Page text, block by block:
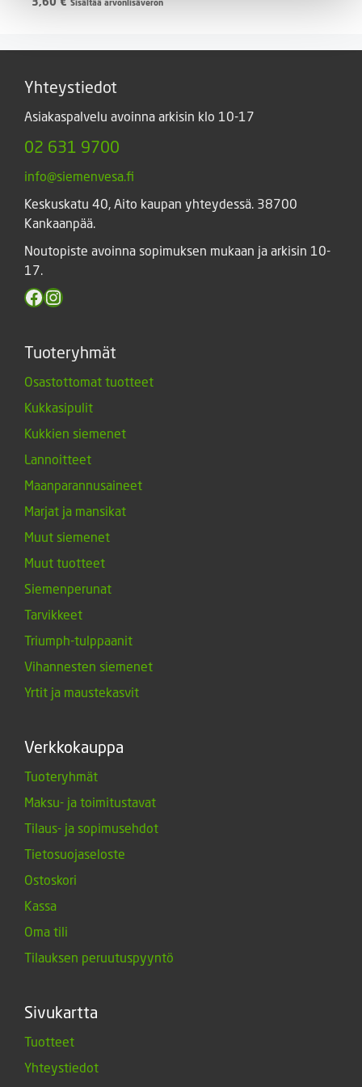
Sisältää arvonlisäveron
Yhteystiedot
Asiakaspalvelu avoinna arkisin klo 10-17
02 631 9700
info@siemenvesa.fi
Keskuskatu 40, Aito kaupan yhteydessä. 38700
Kankaanpää.
Noutopiste avoinna sopimuksen mukaan ja arkisin 10-
17.
Facebook
Instagram
Tuoteryhmät
Osastottomat tuotteet
Kukkasipulit
Kukkien siemenet
Lannoitteet
Maanparannusaineet
Marjat ja mansikat
Muut siemenet
Muut tuotteet
Siemenperunat
Tarvikkeet
Triumph-tulppaanit
Vihannesten siemenet
Yrtit ja maustekasvit
Verkkokauppa
Tuoteryhmät
Maksu- ja toimitustavat
Tilaus- ja sopimusehdot
Tietosuojaseloste
Ostoskori
Kassa
Oma tili
Tilauksen peruutuspyyntö
Sivukartta
Tuotteet
Yhteystiedot